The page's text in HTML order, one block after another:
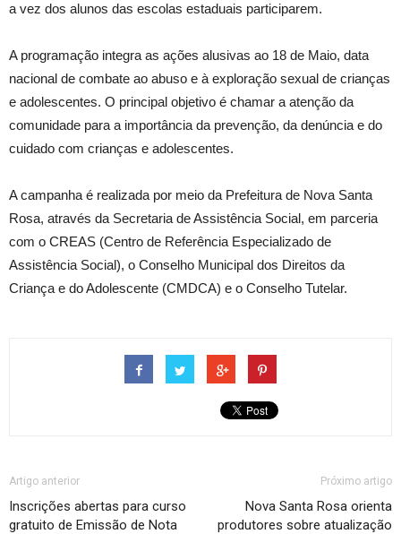
a vez dos alunos das escolas estaduais participarem.
A programação integra as ações alusivas ao 18 de Maio, data
nacional de combate ao abuso e à exploração sexual de crianças
e adolescentes. O principal objetivo é chamar a atenção da
comunidade para a importância da prevenção, da denúncia e do
cuidado com crianças e adolescentes.
A campanha é realizada por meio da Prefeitura de Nova Santa
Rosa, através da Secretaria de Assistência Social, em parceria
com o CREAS (Centro de Referência Especializado de
Assistência Social), o Conselho Municipal dos Direitos da
Criança e do Adolescente (CMDCA) e o Conselho Tutelar.
Artigo anterior
Inscrições abertas para curso
gratuito de Emissão de Nota
Próximo artigo
Nova Santa Rosa orienta
produtores sobre atualização